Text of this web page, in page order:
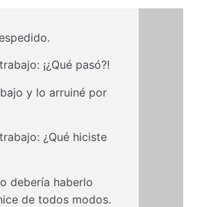
¡¿Qué pasó?!
y lo arruiné por
¿Qué hiciste
debería haberlo
de todos modos.